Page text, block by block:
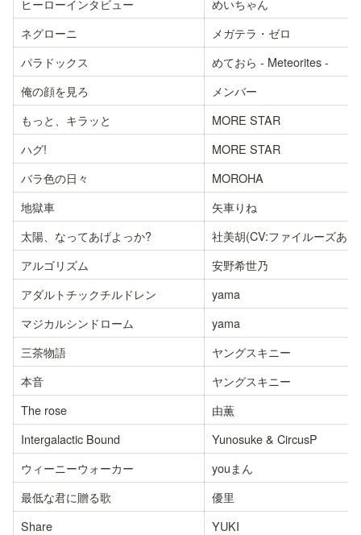
ヒーローインタビュー
めいちゃん
ネグローニ
メガテラ・ゼロ
パラドックス
めておら - Meteorites -
俺の顔を見ろ
メンバー
もっと、キラッと
MORE STAR
ハグ!
MORE STAR
バラ色の日々
MOROHA
地獄車
矢車りね
太陽、なってあげよっか?
社美胡(CV:ファイルーズあ
アルゴリズム
安野希世乃
アダルトチックチルドレン
yama
マジカルシンドローム
yama
三茶物語
ヤングスキニー
本音
ヤングスキニー
The rose
由薫
Intergalactic Bound
Yunosuke & CircusP
ウィーニーウォーカー
youまん
最低な君に贈る歌
優里
Share
YUKI